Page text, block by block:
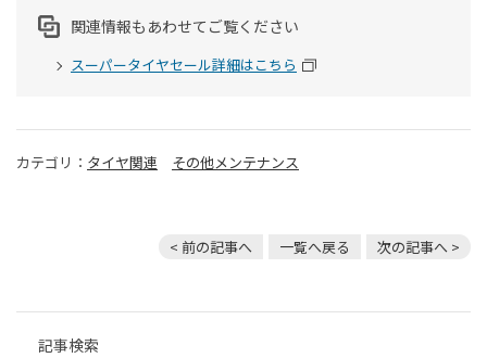
関連情報もあわせてご覧ください
スーパータイヤセール詳細はこちら
カテゴリ： タイヤ関連 その他メンテナンス
< 前の記事へ 一覧へ戻る 次の記事へ >
記事検索